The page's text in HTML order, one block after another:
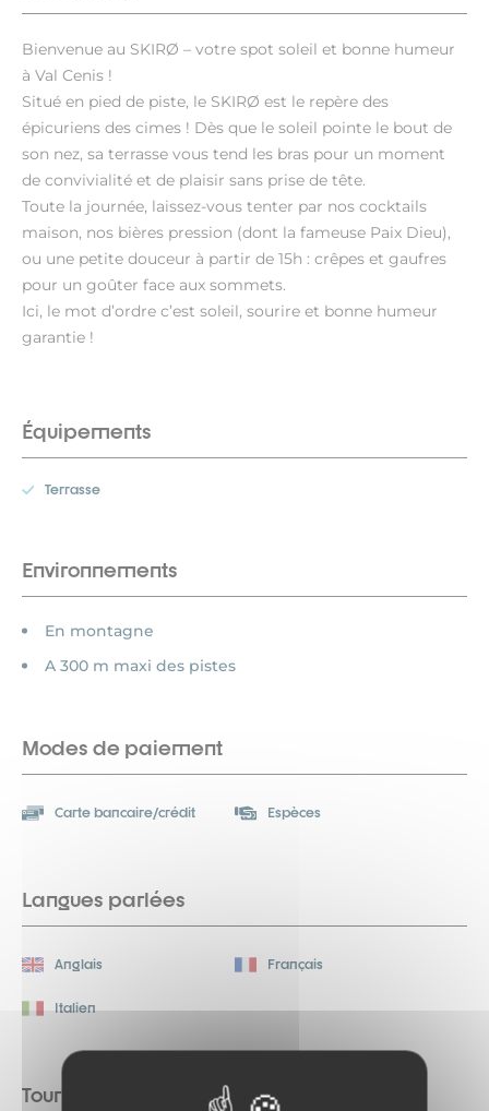
Bienvenue au SKIRØ – votre spot soleil et bonne humeur
à Val Cenis !
Situé en pied de piste, le SKIRØ est le repère des
épicuriens des cimes ! Dès que le soleil pointe le bout de
son nez, sa terrasse vous tend les bras pour un moment
de convivialité et de plaisir sans prise de tête.
Toute la journée, laissez-vous tenter par nos cocktails
maison, nos bières pression (dont la fameuse Paix Dieu),
ou une petite douceur à partir de 15h : crêpes et gaufres
pour un goûter face aux sommets.
Ici, le mot d’ordre c’est soleil, sourire et bonne humeur
garantie !
Équipements
Terrasse
Environnements
En montagne
A 300 m maxi des pistes
Modes de paiement
Carte bancaire/crédit Espèces
Langues parlées
Anglais Français
Italien
Tourisme adapté